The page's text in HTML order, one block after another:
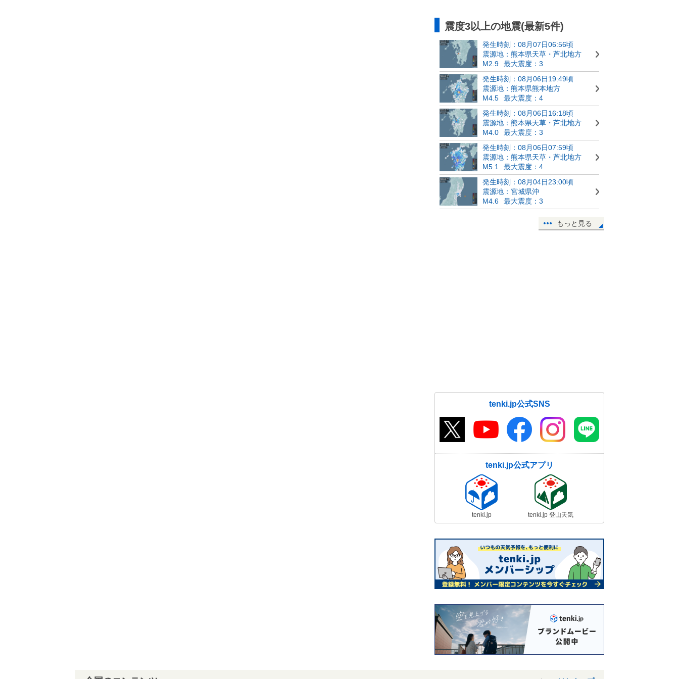
震度3以上の地震(最新5件)
発生時刻：08月07日06:56頃
震源地：熊本県天草・芦北地方
M2.9
最大震度：3
発生時刻：08月06日19:49頃
震源地：熊本県熊本地方
M4.5
最大震度：4
発生時刻：08月06日16:18頃
震源地：熊本県天草・芦北地方
M4.0
最大震度：3
発生時刻：08月06日07:59頃
震源地：熊本県天草・芦北地方
M5.1
最大震度：4
発生時刻：08月04日23:00頃
震源地：宮城県沖
M4.6
最大震度：3
もっと見る
tenki.jp公式SNS
tenki.jp公式アプリ
tenki.jp tenki.jp 登山天気